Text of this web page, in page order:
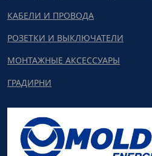
КАБЕЛИ И ПРОВОДА
РОЗЕТКИ И ВЫКЛЮЧАТЕЛИ
МОНТАЖНЫЕ АКСЕССУАРЫ
ГРАДИРНИ